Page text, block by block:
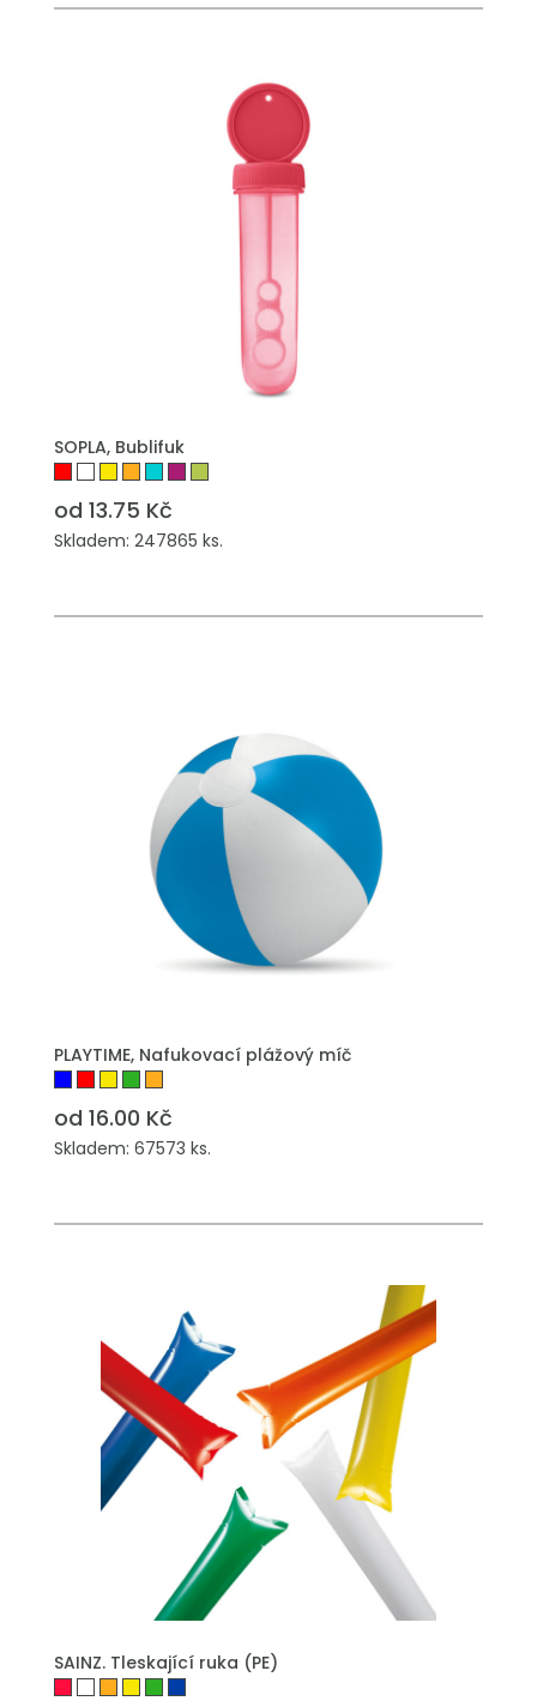
SOPLA, Bublifuk
od 13.75 Kč
Skladem: 247865 ks.
PLAYTIME, Nafukovací plážový míč
od 16.00 Kč
Skladem: 67573 ks.
SAINZ. Tleskající ruka (PE)